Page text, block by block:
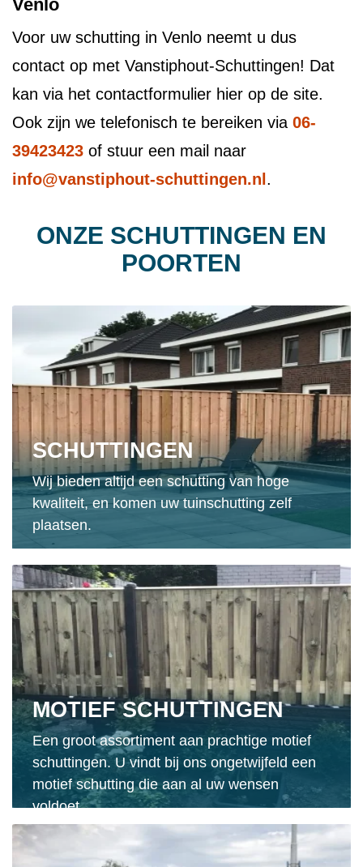
Venlo
Voor uw schutting in Venlo neemt u dus
contact op met Vanstiphout-Schuttingen! Dat
kan via het contactformulier hier op de site.
Ook zijn we telefonisch te bereiken via 06-
39423423 of stuur een mail naar
info@vanstiphout-schuttingen.nl .
ONZE SCHUTTINGEN EN
POORTEN
SCHUTTINGEN
Wij bieden altijd een schutting van hoge
kwaliteit, en komen uw tuinschutting zelf
plaatsen.
MOTIEF SCHUTTINGEN
Een groot assortiment aan prachtige motief
schuttingen. U vindt bij ons ongetwijfeld een
motief schutting die aan al uw wensen
voldoet.